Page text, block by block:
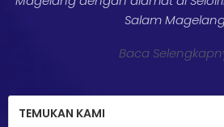
Salam
Baca
TEMUKAN KAMI